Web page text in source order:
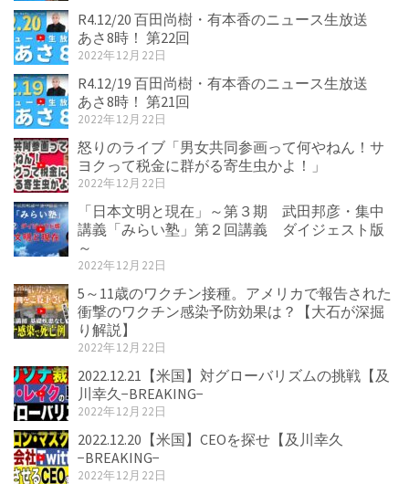
R4.12/20 百田尚樹・有本香のニュース生放送
あさ8時！ 第22回
2022年12月22日
R4.12/19 百田尚樹・有本香のニュース生放送
あさ8時！ 第21回
2022年12月22日
怒りのライブ「男女共同参画って何やねん！サ
ヨクって税金に群がる寄生虫かよ！」
2022年12月22日
「日本文明と現在」～第３期 武田邦彦・集中
講義「みらい塾」第２回講義 ダイジェスト版
～
2022年12月22日
5～11歳のワクチン接種。アメリカで報告された
衝撃のワクチン感染予防効果は？【大石が深掘
り解説】
2022年12月22日
2022.12.21【米国】対グローバリズムの挑戦【及
川幸久−BREAKING−
2022年12月22日
2022.12.20【米国】CEOを探せ【及川幸久
−BREAKING−
2022年12月22日